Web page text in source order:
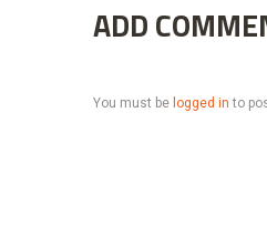
ADD
You must be logged in to